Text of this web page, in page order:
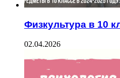
Физкультура в 10
02.04.2026